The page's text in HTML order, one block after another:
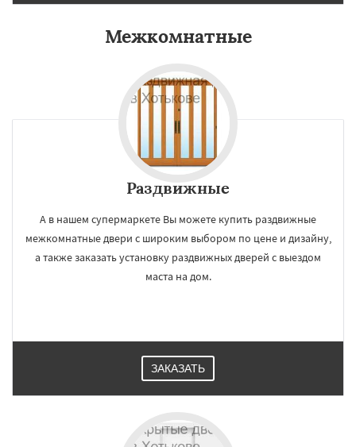
Межкомнатные
Раздвижные
А в нашем супермаркете Вы можете купить раздвижные
межкомнатные двери с широким выбором по цене и дизайну,
а также заказать установку раздвижных дверей с выездом
маста на дом.
ЗАКАЗАТЬ